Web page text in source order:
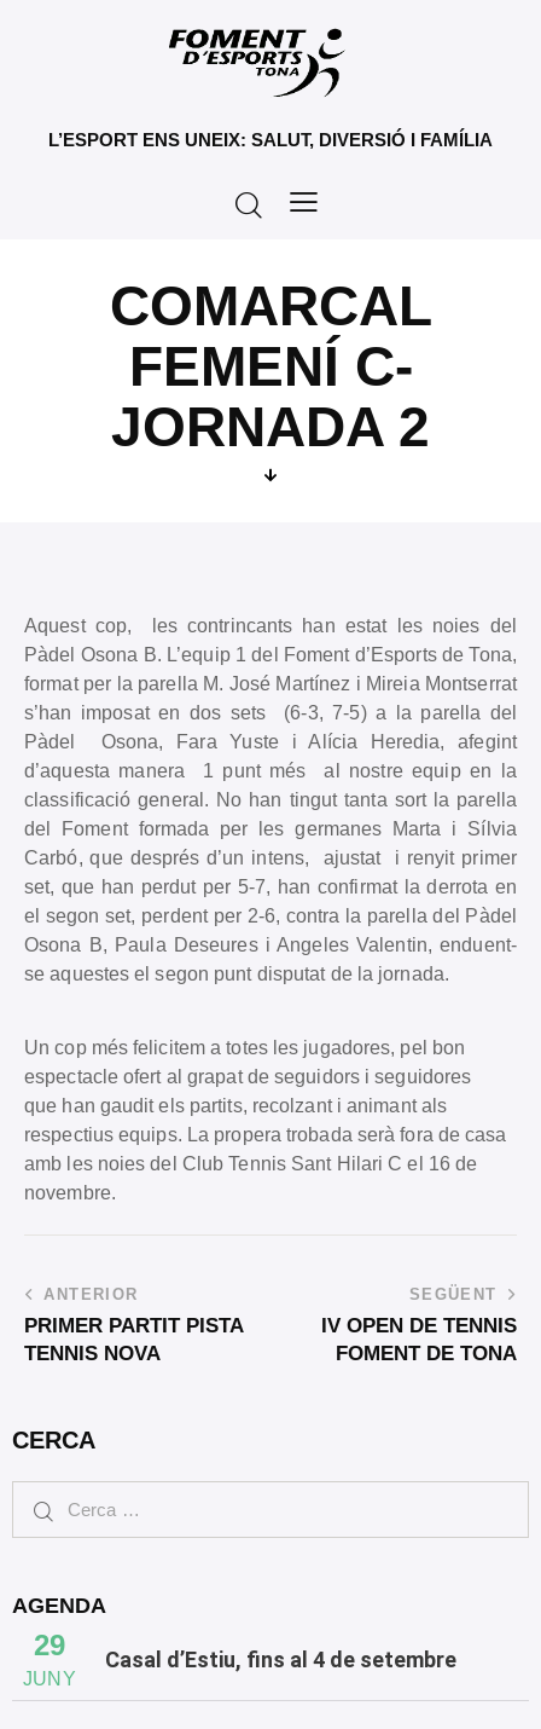
L’ESPORT ENS UNEIX: SALUT, DIVERSIÓ I FAMÍLIA
COMARCAL
FEMENÍ C-
JORNADA 2
Aquest cop, les contrincants han estat les noies del
Pàdel Osona B. L’equip 1 del Foment d’Esports de Tona,
format per la parella M. José Martínez i Mireia Montserrat
s’han imposat en dos sets (6-3, 7-5) a la parella del
Pàdel Osona, Fara Yuste i Alícia Heredia, afegint
d’aquesta manera 1 punt més al nostre equip en la
classificació general. No han tingut tanta sort la parella
del Foment formada per les germanes Marta i Sílvia
Carbó, que després d’un intens, ajustat i renyit primer
set, que han perdut per 5-7, han confirmat la derrota en
el segon set, perdent per 2-6, contra la parella del Pàdel
Osona B, Paula Deseures i Angeles Valentin, enduent-
se aquestes el segon punt disputat de la jornada.
Un cop més felicitem a totes les jugadores, pel bon
espectacle ofert al grapat de seguidors i seguidores
que han gaudit els partits, recolzant i animant als
respectius equips. La propera trobada serà fora de casa
amb les noies del Club Tennis Sant Hilari C el 16 de
novembre.
ANTERIOR
PRIMER PARTIT PISTA
TENNIS NOVA
SEGÜENT
IV OPEN DE TENNIS
FOMENT DE TONA
CERCA
AGENDA
29
JUNY
Casal d’Estiu, fins al 4 de setembre